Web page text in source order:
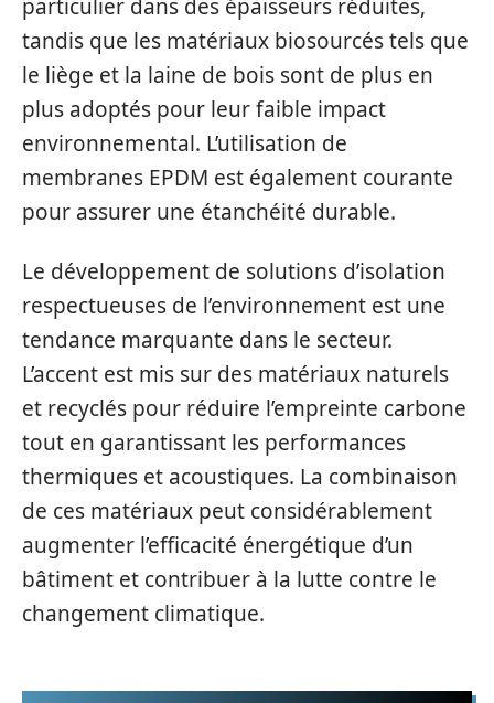
particulier dans des épaisseurs réduites,
tandis que les matériaux biosourcés tels que
le liège et la laine de bois sont de plus en
plus adoptés pour leur faible impact
environnemental. L’utilisation de
membranes EPDM est également courante
pour assurer une étanchéité durable.
Le développement de solutions d’isolation
respectueuses de l’environnement est une
tendance marquante dans le secteur.
L’accent est mis sur des matériaux naturels
et recyclés pour réduire l’empreinte carbone
tout en garantissant les performances
thermiques et acoustiques. La combinaison
de ces matériaux peut considérablement
augmenter l’efficacité énergétique d’un
bâtiment et contribuer à la lutte contre le
changement climatique.